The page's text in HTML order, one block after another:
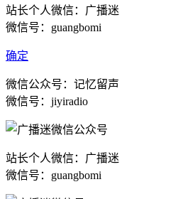
站长个人微信：广播迷
微信号：guangbomi
确定
微信公众号：记忆留声
微信号：jiyiradio
站长个人微信：广播迷
微信号：guangbomi